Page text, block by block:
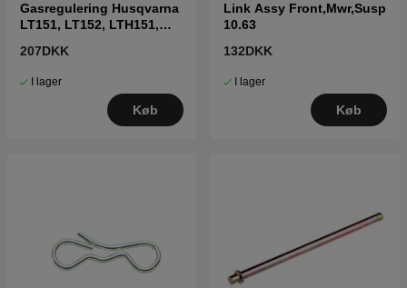
Gasregulering Husqvarna
LT151, LT152, LTH151,
207DKK
I lager
Køb
Link Assy Front,Mwr,Susp
10.63
132DKK
I lager
Køb